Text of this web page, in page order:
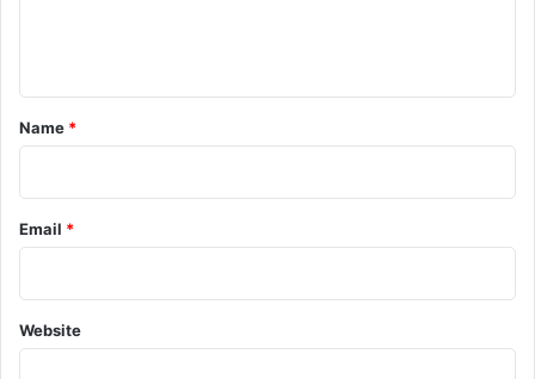
*
Name *
Email *
Website